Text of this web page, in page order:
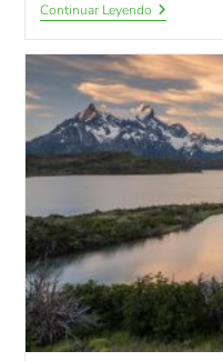
Continuar Leyendo